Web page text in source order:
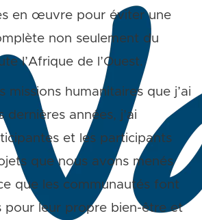
en œuvre pour éviter une
non seulement du
l’Afrique de l’Ouest.
missions humanitaires que j’ai
dernières années, j’ai
et les participants
que nous avons menés
que les communautés font
pour leur propre bien-être et